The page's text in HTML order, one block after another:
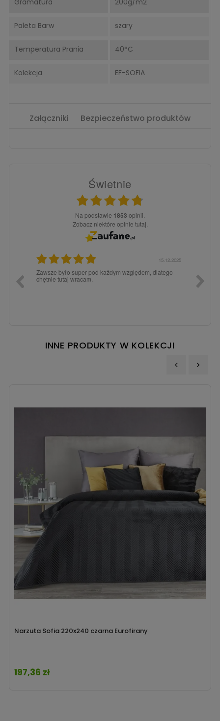
Gramatura 200g/m2
Paleta Barw szary
Temperatura Prania 40°C
Kolekcja EF-SOFIA
Załączniki Bezpieczeństwo produktów
Świetnie
Na podstawie 1853 opinii.
Zobacz niektóre opinie tutaj.
15.12.2025
Zawsze było super pod każdym względem, dlatego
chętnie tutaj wracam.
INNE PRODUKTY W KOLEKCJI
Narzuta Sofia 220x240 czarna Eurofirany
Cena
197,36 zł